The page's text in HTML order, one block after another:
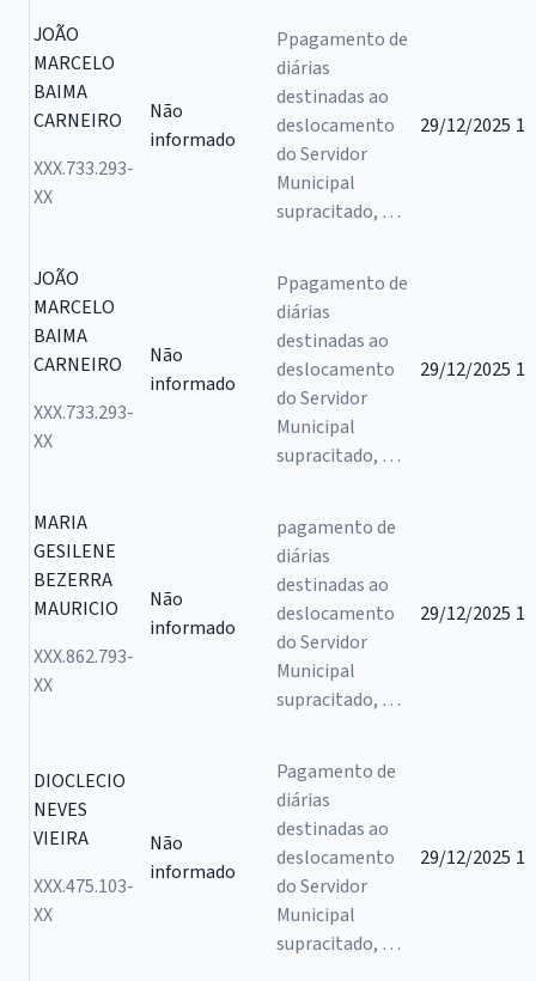
JOÃO
MARCELO
BAIMA
CARNEIRO
XXX.733.293-
XX
Não
informado
Ppagamento de
diárias
destinadas ao
deslocamento
do Servidor
Municipal
supracitado, …
29/12/2025 1
JOÃO
MARCELO
BAIMA
CARNEIRO
XXX.733.293-
XX
Não
informado
Ppagamento de
diárias
destinadas ao
deslocamento
do Servidor
Municipal
supracitado, …
29/12/2025 1
MARIA
GESILENE
BEZERRA
MAURICIO
XXX.862.793-
XX
Não
informado
pagamento de
diárias
destinadas ao
deslocamento
do Servidor
Municipal
supracitado, …
29/12/2025 1
DIOCLECIO
NEVES
VIEIRA
XXX.475.103-
XX
Não
informado
Pagamento de
diárias
destinadas ao
deslocamento
do Servidor
Municipal
supracitado, …
29/12/2025 1